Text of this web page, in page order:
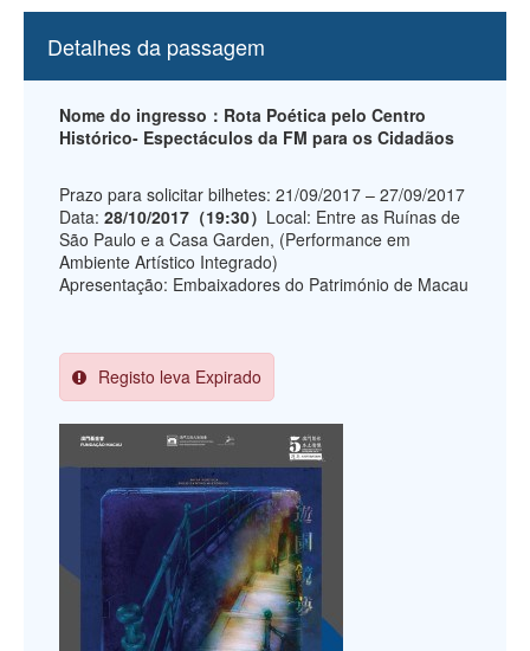
Detalhes da passagem
Nome do ingresso：Rota Poética pelo Centro
Histórico- Espectáculos da FM para os Cidadãos
Prazo para solicitar bilhetes: 21/09/2017 – 27/09/2017
Data: 28/10/2017（19:30） Local: Entre as Ruínas de
São Paulo e a Casa Garden, (Performance em
Ambiente Artístico Integrado)
Apresentação: Embaixadores do Património de Macau
Registo leva Expirado